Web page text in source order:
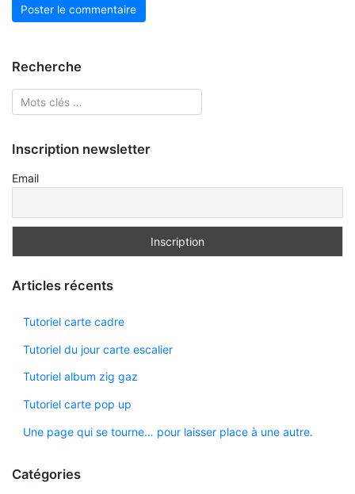
Recherche
Inscription newsletter
Email
Articles récents
Tutoriel carte cadre
Tutoriel du jour carte escalier
Tutoriel album zig gaz
Tutoriel carte pop up
Une page qui se tourne… pour laisser place à une autre.
Catégories